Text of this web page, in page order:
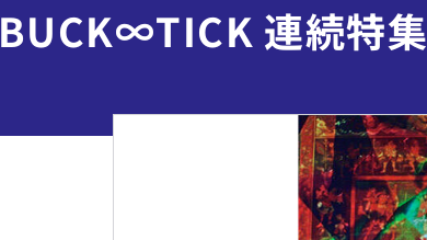
BUCK∞TICK 連続特集